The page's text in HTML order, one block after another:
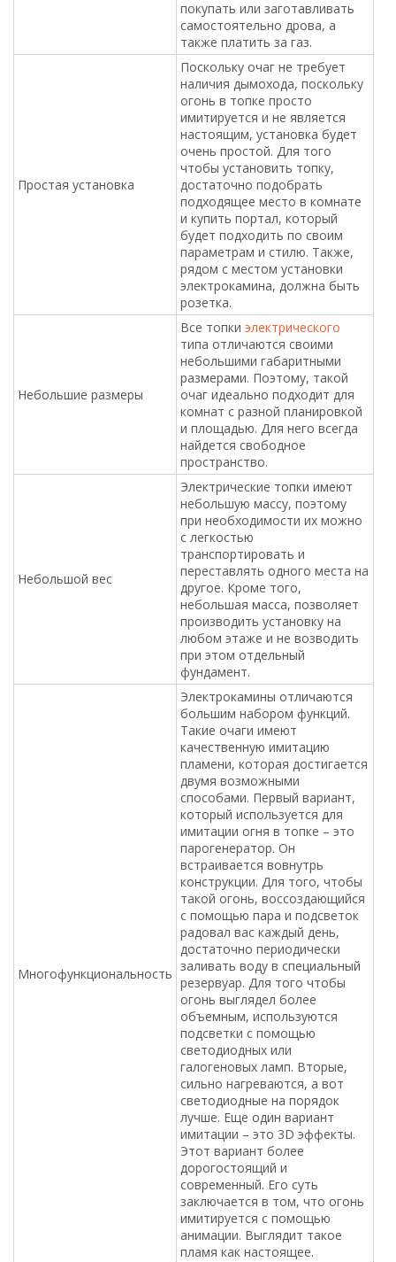
покупать или заготавливать
самостоятельно дрова, а
также платить за газ.
Простая установка
Поскольку очаг не требует
наличия дымохода, поскольку
огонь в топке просто
имитируется и не является
настоящим, установка будет
очень простой. Для того
чтобы установить топку,
достаточно подобрать
подходящее место в комнате
и купить портал, который
будет подходить по своим
параметрам и стилю. Также,
рядом с местом установки
электрокамина, должна быть
розетка.
Небольшие размеры
Все топки электрического
типа отличаются своими
небольшими габаритными
размерами. Поэтому, такой
очаг идеально подходит для
комнат с разной планировкой
и площадью. Для него всегда
найдется свободное
пространство.
Небольшой вес
Электрические топки имеют
небольшую массу, поэтому
при необходимости их можно
с легкостью
транспортировать и
переставлять одного места на
другое. Кроме того,
небольшая масса, позволяет
производить установку на
любом этаже и не возводить
при этом отдельный
фундамент.
Многофункциональность
Электрокамины отличаются
большим набором функций.
Такие очаги имеют
качественную имитацию
пламени, которая достигается
двумя возможными
способами. Первый вариант,
который используется для
имитации огня в топке – это
парогенератор. Он
встраивается вовнутрь
конструкции. Для того, чтобы
такой огонь, воссоздающийся
с помощью пара и подсветок
радовал вас каждый день,
достаточно периодически
заливать воду в специальный
резервуар. Для того чтобы
огонь выглядел более
объемным, используются
подсветки с помощью
светодиодных или
галогеновых ламп. Вторые,
сильно нагреваются, а вот
светодиодные на порядок
лучше. Еще один вариант
имитации – это 3D эффекты.
Этот вариант более
дорогостоящий и
современный. Его суть
заключается в том, что огонь
имитируется с помощью
анимации. Выглядит такое
пламя как настоящее.